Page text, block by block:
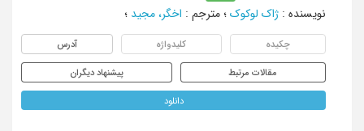
نویسنده : ژاک لوکوک ؛ مترجم : اخگر، مجید ؛
چکیده کلیدواژه آدرس
مقالات مرتبط پیشنهاد دیگران
دانلود